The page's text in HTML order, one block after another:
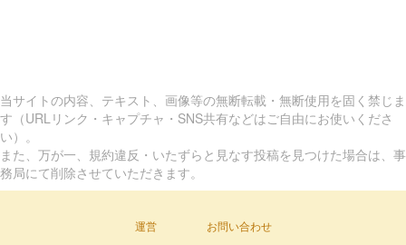
当サイトの内容、テキスト、画像等の無断転載・無断使用を固く禁じま
す（URLリンク・キャプチャ・SNS共有などはご自由にお使いくださ
い）。
また、万が一、規約違反・いたずらと見なす投稿を見つけた場合は、事
務局にて削除させていただきます。
運営 お問い合わせ